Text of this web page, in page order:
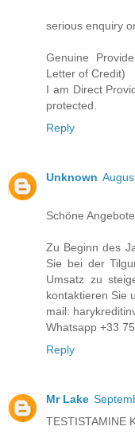
serious enquiry
Genuine
Letter of Credit)
I am Direct
protected.
Reply
Unknown
Schöne Angebote
Zu Beginn des
Sie bei der
Umsatz zu
kontaktieren Sie
mail:
Whatsapp +33
Reply
Mr Lake
TESTISTAMINE